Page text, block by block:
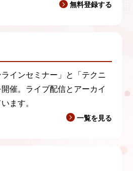
無料登録する
ラインセミナー」と「テクニ
催。ライブ配信とアーカイ
ます。
一覧を見る